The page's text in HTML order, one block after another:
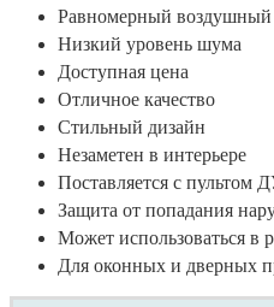
Равномерный воздушный
Низкий уровень шума
Доступная цена
Отличное качество
Стильный дизайн
Незаметен в интерьере
Поставляется с пультом
Защита от попадания
Может использоваться в
Для оконных и дверных